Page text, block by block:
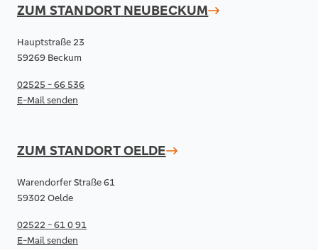
ZUM STANDORT NEUBECKUM
Hauptstraße 23
59269 Beckum
02525 - 66 536
E-Mail senden
ZUM STANDORTOELDE
Warendorfer Straße 61
59302 Oelde
02522 - 61 0 91
E-Mail senden